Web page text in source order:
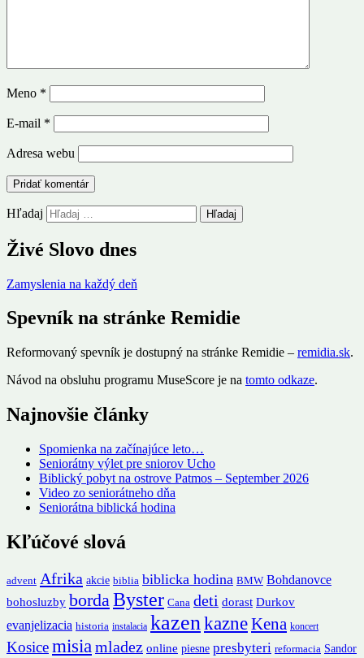
Meno *
E-mail *
Adresa webu
Hľadaj
Živé Slovo dnes
Zamyslenia na každý deň
Spevník na stránke Remidie
Reformovaný spevník je dostupný na stránke Remidie – remidia.sk.
Návod na obsluhu programu MuseScore je na tomto odkaze.
Najnovšie články
Spomienka na začínajúce leto…
Seniorátny výlet pre sniorov Ucho
Biblický pobyt na ostrove Patmos – September 2026
Video zo seniorátneho dňa
Seniorátna biblická hodina
Kľúčové slová
advent Afrika akcie biblia biblicka hodina BMW Bohdanovce
bohosluzby bordaByster Cana deti dorast Durkov
evanjelizacia historia instalacia kazenkazneKena koncert
Kosicemisia mladez online piesne presbyteri reformacia Sandor